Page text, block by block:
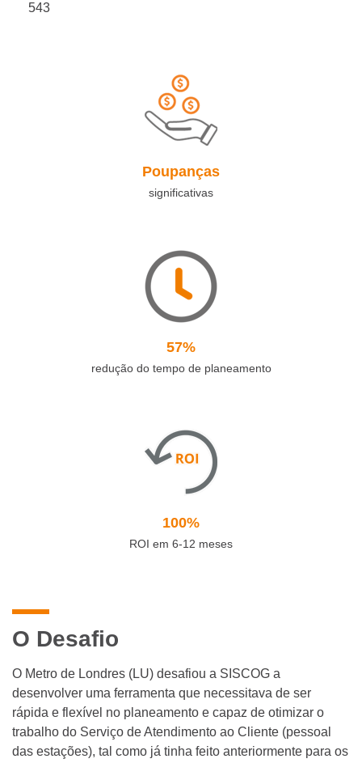
543
Poupanças
significativas
57%
redução do tempo de planeamento
100%
ROI em 6-12 meses
O Desafio
O Metro de Londres (LU) desafiou a SISCOG a
desenvolver uma ferramenta que necessitava de ser
rápida e flexível no planeamento e capaz de otimizar o
trabalho do Serviço de Atendimento ao Cliente (pessoal
das estações), tal como já tinha feito anteriormente para os